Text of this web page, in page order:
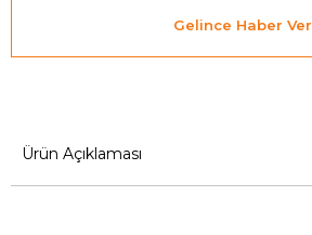
Gelince Haber Ver
Ürün Açıklaması